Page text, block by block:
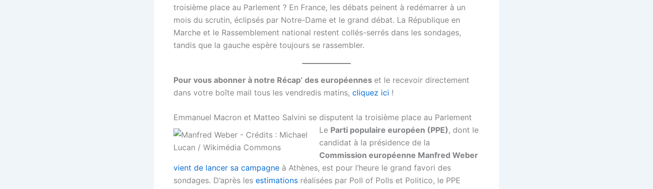
troisième place au Parlement ? En France, les débats peinent à redémarrer à un
mois du scrutin, éclipsés par Notre-Dame et le grand débat. La République en
Marche et le Rassemblement national restent collés-serrés dans les sondages,
tandis que la gauche espère toujours se rassembler.
Pour vous abonner à notre Récap’ des européennes et le recevoir directement
dans votre boîte mail tous les vendredis matins, cliquez ici !
Emmanuel Macron et Matteo Salvini se disputent la troisième place au Parlement
Le Parti populaire européen (PPE), dont le
candidat à la présidence de la
Commission européenne Manfred Weber
vient de lancer sa campagne à Athènes, est pour l’heure le grand favori des
sondages. D’après les estimations réalisées par Poll of Polls et Politico, le PPE